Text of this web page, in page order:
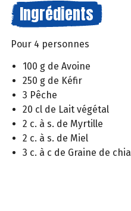
Ingrédients
Pour 4 personnes
100 g de Avoine
250 g de Kéfir
3 Pêche
20 cl de Lait végétal
2 c. à s. de Myrtille
2 c. à s. de Miel
3 c. à c de Graine de chia